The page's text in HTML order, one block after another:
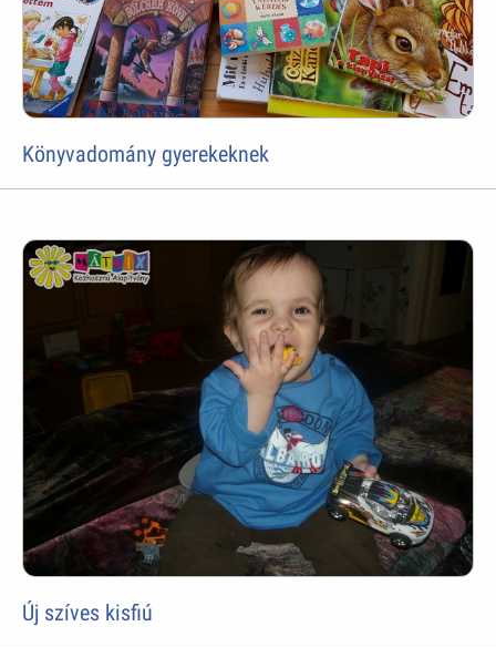
Könyvadomány gyerekeknek
Új szíves kisfiú